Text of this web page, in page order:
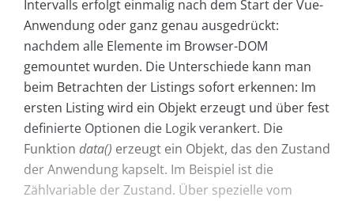
Intervalls erfolgt einmalig nach dem Start der Vue-
Anwendung oder ganz genau ausgedrückt:
nachdem alle Elemente im Browser-DOM
gemountet wurden. Die Unterschiede kann man
beim Betrachten der Listings sofort erkennen: Im
ersten Listing wird ein Objekt erzeugt und über fest
definierte Optionen die Logik verankert. Die
Funktion data() erzeugt ein Objekt, das den Zustand
der Anwendung kapselt. Im Beispiel ist die
Zählvariable der Zustand. Über spezielle vom